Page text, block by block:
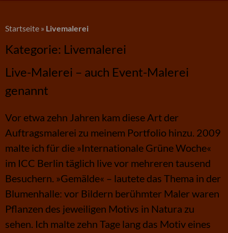
Startseite » Livemalerei
Kategorie: Livemalerei
Live-Malerei – auch Event-Malerei
genannt
Vor etwa zehn Jahren kam diese Art der
Auftragsmalerei zu meinem Portfolio hinzu. 2009
malte ich für die »Internationale Grüne Woche«
im ICC Berlin täglich live vor mehreren tausend
Besuchern. »Gemälde« – lautete das Thema in der
Blumenhalle: vor Bildern berühmter Maler waren
Pflanzen des jeweiligen Motivs in Natura zu
sehen. Ich malte zehn Tage lang das Motiv eines